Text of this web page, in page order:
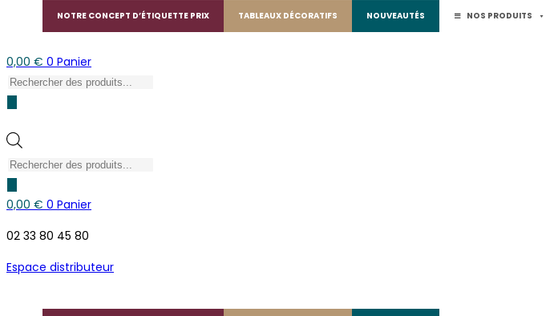
NOTRE CONCEPT D’ÉTIQUETTE PRIX TABLEAUX DÉCORATIFS NOUVEAUTÉS NOS PRODUITS
0,00 € 0 Panier
Recherche
Recherche
de
produits
0,00 € 0 Panier
02 33 80 45 80
Espace distributeur